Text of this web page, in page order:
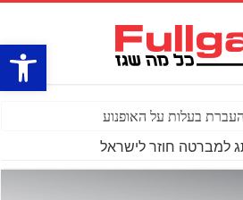
פתח
בעלות על האופנוע
למברטה חוזר לישראל